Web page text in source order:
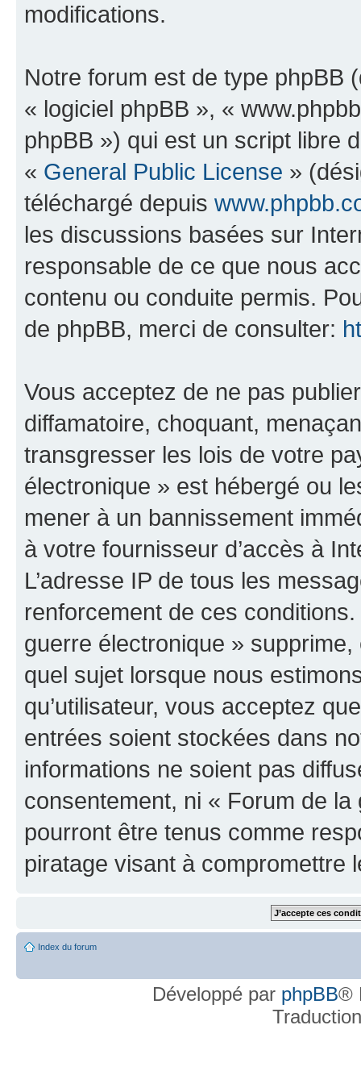
modifications.
Notre forum est de type phpBB
« logiciel phpBB », «
phpBB ») qui est un script libre
« General Public License »
téléchargé depuis
les discussions basées sur
responsable de ce que nous
contenu ou conduite permis.
de phpBB, merci de consulter:
Vous acceptez de ne pas
diffamatoire, choquant,
transgresser les lois de votre
électronique » est hébergé ou
mener à un bannissement
à votre fournisseur d’accès à
L’adresse IP de tous les
renforcement de ces
guerre électronique »
quel sujet lorsque nous
qu’utilisateur, vous acceptez
entrées soient stockées dans
informations ne soient pas
consentement, ni « Forum de
pourront être tenus comme
piratage visant à compromettre
Index du forum
Développé par phpBB®